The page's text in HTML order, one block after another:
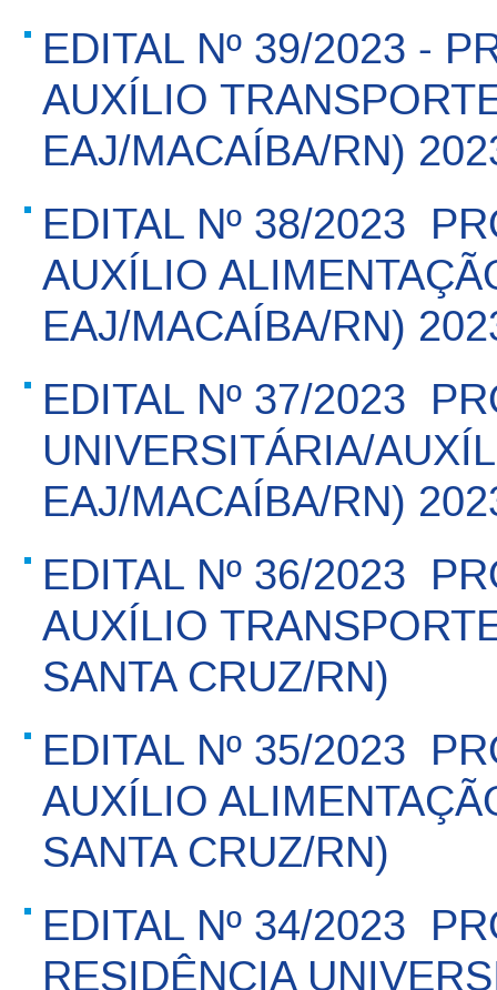
EDITAL Nº 39/2023 -
AUXÍLIO
EAJ/MACAÍBA/RN)
EDITAL Nº 38/2023 
AUXÍLIO
EAJ/MACAÍBA/RN)
EDITAL Nº 37/2023 
UNIVERSITÁRIA/
EAJ/MACAÍBA/RN)
EDITAL Nº 36/2023 
AUXÍLIO
SANTA CRUZ/RN)
EDITAL Nº 35/2023 
AUXÍLIO
SANTA CRUZ/RN)
EDITAL Nº 34/2023 
RESIDÊNCIA